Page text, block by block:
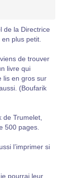
de la Directrice
plus petit.
de trouver
livre qui
lis en gros sur
(Boufarik
de Trumelet,
500 pages.
l’imprimer si
pourrai leur